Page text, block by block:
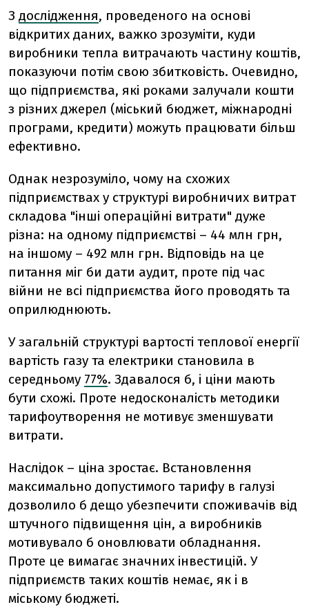
З дослідження, проведеного на основі
відкритих даних, важко зрозуміти, куди
виробники тепла витрачають частину коштів,
показуючи потім свою збитковість. Очевидно,
що підприємства, які роками залучали кошти
з різних джерел (міський бюджет, міжнародні
програми, кредити) можуть працювати більш
ефективно.
Однак незрозуміло, чому на схожих
підприємствах у структурі виробничих витрат
складова "інші операційні витрати" дуже
різна: на одному підприємстві – 44 млн грн,
на іншому – 492 млн грн. Відповідь на це
питання міг би дати аудит, проте під час
війни не всі підприємства його проводять та
оприлюднюють.
У загальній структурі вартості теплової енергії
вартість газу та електрики становила в
середньому 77%. Здавалося б, і ціни мають
бути схожі. Проте недосконалість методики
тарифоутворення не мотивує зменшувати
витрати.
Наслідок – ціна зростає. Встановлення
максимально допустимого тарифу в галузі
дозволило б дещо убезпечити споживачів від
штучного підвищення цін, а виробників
мотивувало б оновлювати обладнання.
Проте це вимагає значних інвестицій. У
підприємств таких коштів немає, як і в
міському бюджеті.